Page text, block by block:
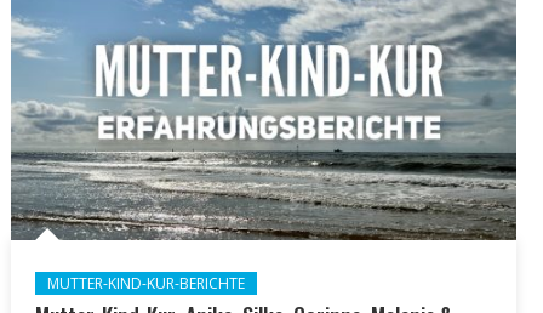
MUTTER-KIND-KUR-BERICHTE